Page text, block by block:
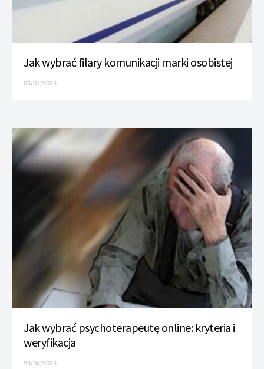
Jak wybrać filary komunikacji marki osobistej
06/07/2026
Jak wybrać psychoterapeutę online: kryteria i
weryfikacja
23/06/2026